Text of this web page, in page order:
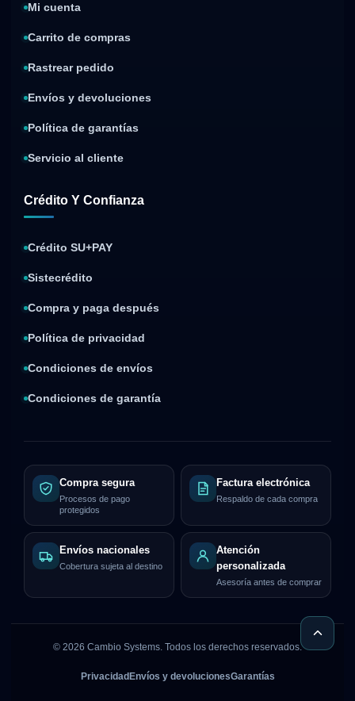
Mi cuenta
Carrito de compras
Rastrear pedido
Envíos y devoluciones
Política de garantías
Servicio al cliente
Crédito Y Confianza
Crédito SU+PAY
Sistecrédito
Compra y paga después
Política de privacidad
Condiciones de envíos
Condiciones de garantía
Compra segura
Procesos de pago
protegidos
Factura electrónica
Respaldo de cada compra
Envíos nacionales
Cobertura sujeta al destino
Atención
personalizada
Asesoría antes de comprar
© 2026 Cambio Systems. Todos los derechos reservados.
Privacidad Envíos y devolucionesGarantías